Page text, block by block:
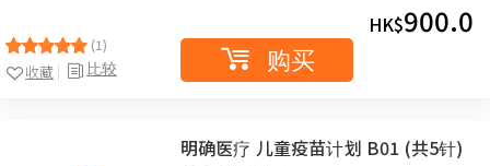
(1)
比较
收藏
HK$900.0
购买
明确医疗 儿童疫苗计划 B01 (共5针)